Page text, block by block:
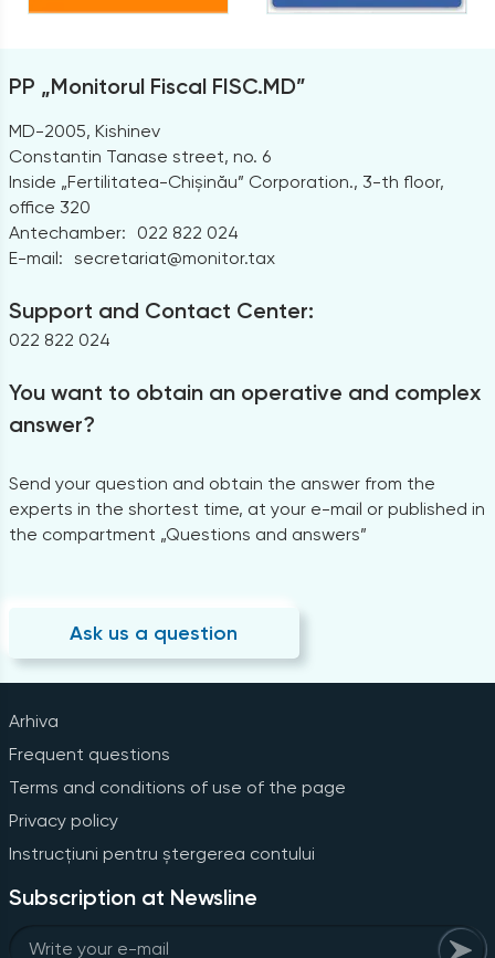
PP „Monitorul Fiscal FISC.MD”
MD-2005, Kishinev
Constantin Tanase street, no. 6
Inside „Fertilitatea-Chișinău” Corporation., 3-th floor,
office 320
Antechamber:
022 822 024
E-mail: secretariat@monitor.tax
Support and Contact Center:
022 822 024
You want to obtain an operative and complex
answer?
Send your question and obtain the answer from the
experts in the shortest time, at your e-mail or published in
the compartment „Questions and answers”
Ask us a question
Arhiva
Frequent questions
Terms and conditions of use of the page
Privacy policy
Instrucțiuni pentru ștergerea contului
Subscription at Newsline